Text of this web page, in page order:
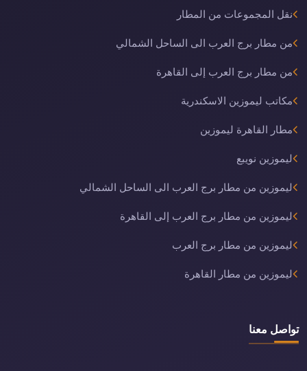
نقل المجموعات من المطار
من مطار برج العرب الى الساحل الشمالي
من مطار برج العرب إلى القاهرة
مكاتب ليموزين الاسكندرية
مطار القاهرة ليموزين
ليموزين نويبع
ليموزين من مطار برج العرب الى الساحل الشمالي
ليموزين من مطار برج العرب إلى القاهرة
ليموزين من مطار برج العرب
ليموزين من مطار القاهرة
تواصل معنا